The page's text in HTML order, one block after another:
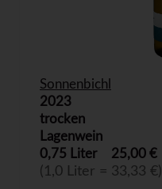
Sonnenbichl
2023
trocken
Lagenwein
0,75 Liter
25,00 €
(1,0 Liter = 33,33 €)